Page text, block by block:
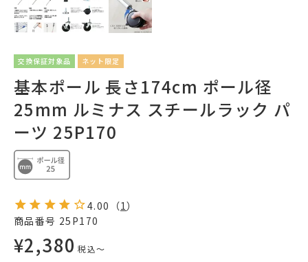
交換保証対象品 ネット限定
基本ポール 長さ174cm ポール径
25mm ルミナス スチールラック パ
ーツ 25P170
4.00 （1）
商品番号 25P170
¥2,380 税込〜